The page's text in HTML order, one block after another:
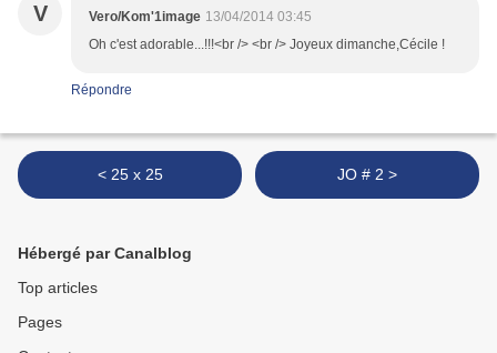
V Vero/Kom'1image 13/04/2014 03:45
Oh c'est adorable...!!!<br /> <br /> Joyeux dimanche,Cécile !
Répondre
< 25 x 25 JO # 2 >
Hébergé par Canalblog
Top articles
Pages